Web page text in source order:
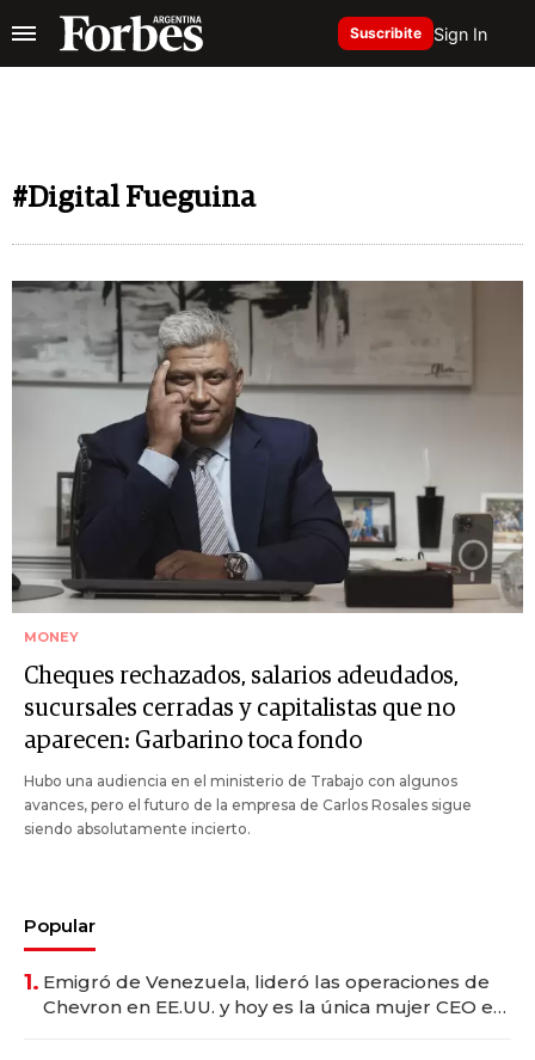
Suscribite Sign In
#Digital Fueguina
MONEY
Cheques rechazados, salarios adeudados,
sucursales cerradas y capitalistas que no
aparecen: Garbarino toca fondo
Hubo una audiencia en el ministerio de Trabajo con algunos
avances, pero el futuro de la empresa de Carlos Rosales sigue
siendo absolutamente incierto.
Popular
1. Emigró de Venezuela, lideró las operaciones de
Chevron en EE.UU. y hoy es la única mujer CEO en